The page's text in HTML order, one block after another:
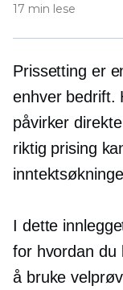
17 min lese
Prissetting er
enhver bedrift.
påvirker
riktig prising
I dette
for hvordan du
å bruke